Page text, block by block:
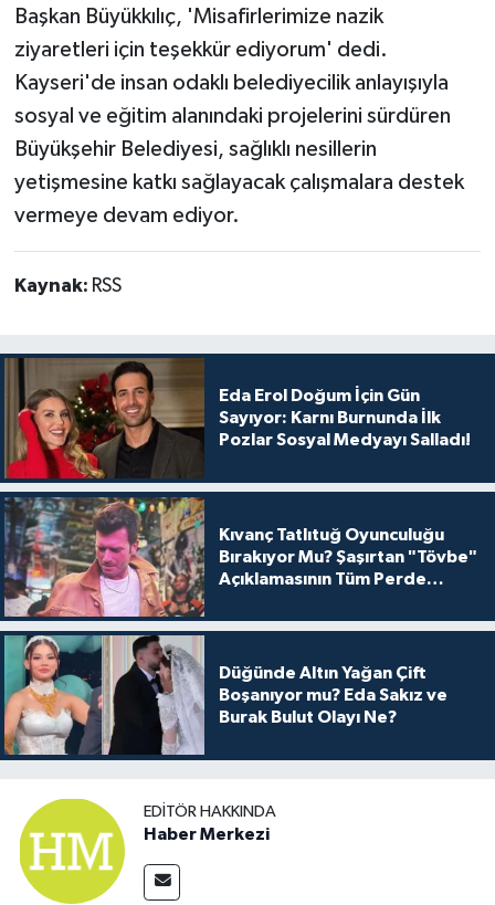
Başkan Büyükkılıç, 'Misafirlerimize nazik
ziyaretleri için teşekkür ediyorum' dedi.
Kayseri'de insan odaklı belediyecilik anlayışıyla
sosyal ve eğitim alanındaki projelerini sürdüren
Büyükşehir Belediyesi, sağlıklı nesillerin
yetişmesine katkı sağlayacak çalışmalara destek
vermeye devam ediyor.
Kaynak: RSS
Eda Erol Doğum İçin Gün
Sayıyor: Karnı Burnunda İlk
Pozlar Sosyal Medyayı Salladı!
Kıvanç Tatlıtuğ Oyunculuğu
Bırakıyor Mu? Şaşırtan "Tövbe"
Açıklamasının Tüm Perde
Düğünde Altın Yağan Çift
Boşanıyor mu? Eda Sakız ve
Burak Bulut Olayı Ne?
EDITÖR HAKKINDA
Haber Merkezi